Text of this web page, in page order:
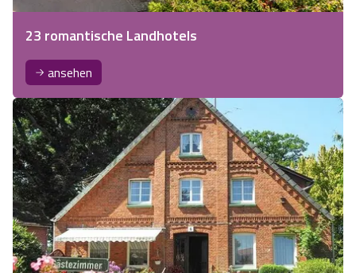
23 romantische Landhotels
ansehen